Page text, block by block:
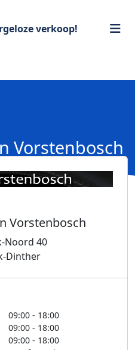
verkoop!
Vorstenbosch
Vorstenbosch
Noord 40
Dinther
09:00 - 18:00
09:00 - 18:00
09:00 - 18:00